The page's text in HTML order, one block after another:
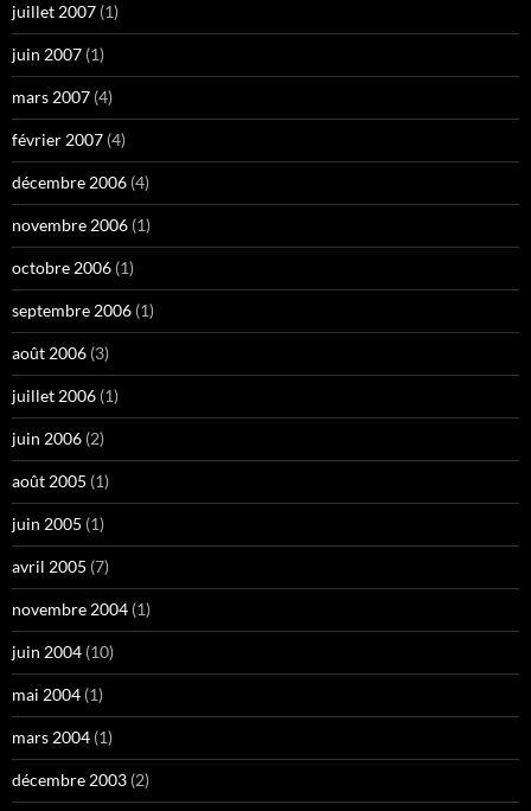
juillet 2007 (1)
juin 2007 (1)
mars 2007 (4)
février 2007 (4)
décembre 2006 (4)
novembre 2006 (1)
octobre 2006 (1)
septembre 2006 (1)
août 2006 (3)
juillet 2006 (1)
juin 2006 (2)
août 2005 (1)
juin 2005 (1)
avril 2005 (7)
novembre 2004 (1)
juin 2004 (10)
mai 2004 (1)
mars 2004 (1)
décembre 2003 (2)